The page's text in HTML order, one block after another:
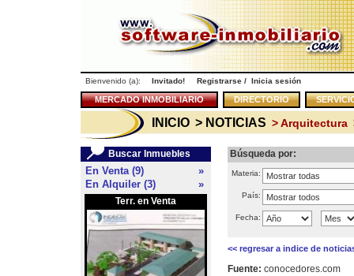
Bienvenido (a): Invitado! Registrarse / Inicia sesión
MERCADO INMOBILIARIO DIRECTORIO
INICIO > NOTICIAS > Arquitectura
Buscar Inmuebles
En Venta (9)
»
En Alquiler (3)
»
Terr. en Venta Local en Venta
Búsqueda por:
Materia:
País:
Fecha:
<< regresar a indice de
Fuente: conocedores.com